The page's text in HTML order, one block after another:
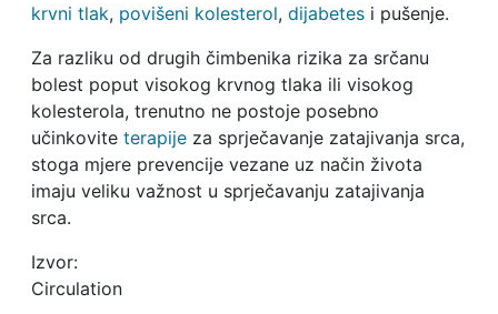
krvni tlak, povišeni kolesterol, dijabetesi pušenje.
Za razliku od drugih čimbenika rizika za srčanu
bolest poput visokog krvnog tlaka ili visokog
kolesterola, trenutno ne postoje posebno
učinkovite terapijeza sprječavanje zatajivanja srca,
stoga mjere prevencije vezane uz način života
imaju veliku važnost u sprječavanju zatajivanja
srca.
Izvor:
Circulation